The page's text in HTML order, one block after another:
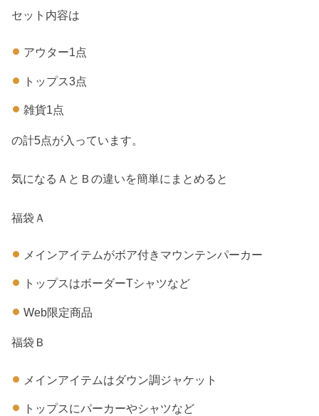
セット内容は
アウター1点
トップス3点
雑貨1点
の計5点が入っています。
気になるＡとＢの違いを簡単にまとめると
福袋Ａ
メインアイテムがボア付きマウンテンパーカー
トップスはボーダーTシャツなど
Web限定商品
福袋Ｂ
メインアイテムはダウン調ジャケット
トップスにパーカーやシャツなど